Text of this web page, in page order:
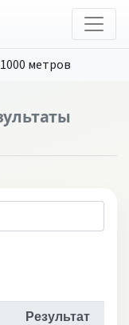
метров
Результат